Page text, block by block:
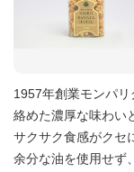
1957年創業モンパ
絡めた濃厚な味わい
サクサク食感がクセ
余分な油を使用せず